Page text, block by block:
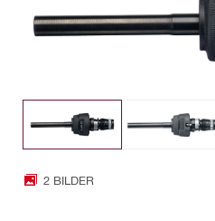
2 BILDER